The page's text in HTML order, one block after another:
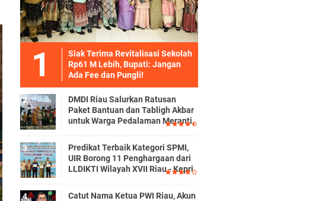
Siak Terima Revitalisasi Sekolah
Rp61 M Lebih, Bupati: Jangan
Ada Fee dan Pungli!
DMDI Riau Salurkan Ratusan
Paket Bantuan dan Tabligh Akbar
untuk Warga Pedalaman Meranti
Predikat Terbaik Kategori SPMI,
UIR Borong 11 Penghargaan dari
LLDIKTI Wilayah XVII Riau - Kepri
Catut Nama Ketua PWI Riau, Akun